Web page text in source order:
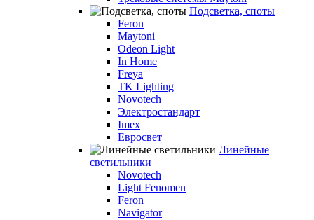
Подсветка, споты
Feron
Maytoni
Odeon Light
In Home
Freya
TK Lighting
Novotech
Электростандарт
Imex
Евросвет
Линейные
светильники
Novotech
Light Fenomen
Feron
Navigator